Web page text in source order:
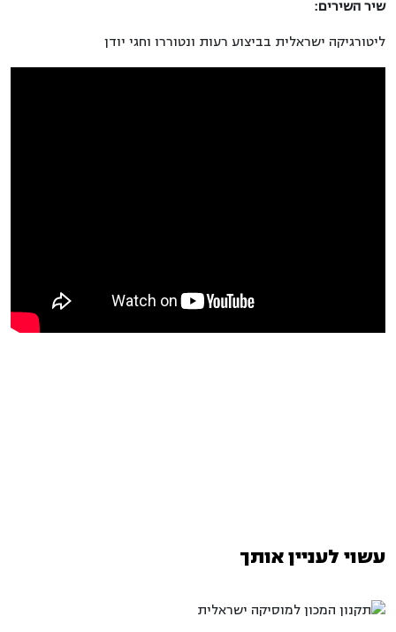
שיר השירים:
ליטורגיקה ישראלית בביצוע רעות ונטוררו וחגי יודן
עשוי לעניין אותך